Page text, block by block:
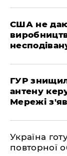
США не
ГУР
антену
Мережі
Україна
повторної